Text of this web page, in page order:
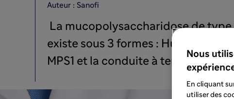
Auteur : Sanofi
La mucopolysaccharidose de type
existe sous 3 formes : Hurler, Hurler
MPS1 et la conduite à tenir en cas
Nous
En cliquant
utiliser des